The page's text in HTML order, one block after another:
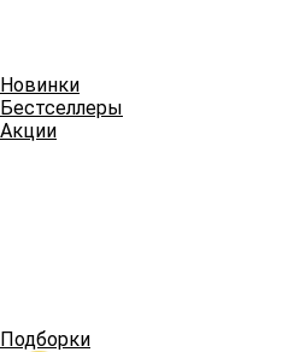
Новинки
Бестселлеры
Акции
Подборки